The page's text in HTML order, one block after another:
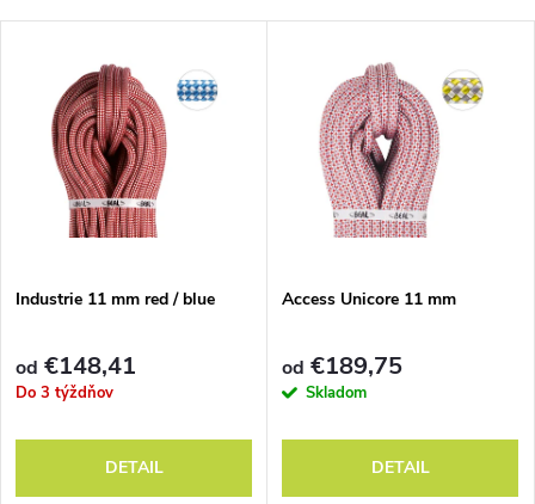
Industrie 11 mm red / blue
od €148,41
Do 3 týždňov
DETAIL
Access Unicore 11 mm
od €189,75
Skladom
DETAIL